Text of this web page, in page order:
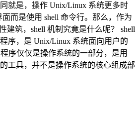
就是，操作 Unix/Linux 系统更多时
而是使用 shell 命令行。那么，作为
建筑，shell 机制究竟是什么呢？ shell
序，是 Unix/Linux 系统面向用户的
序仅仅是操作系统的一部分，是用
工具，并不是操作系统的核心组成部